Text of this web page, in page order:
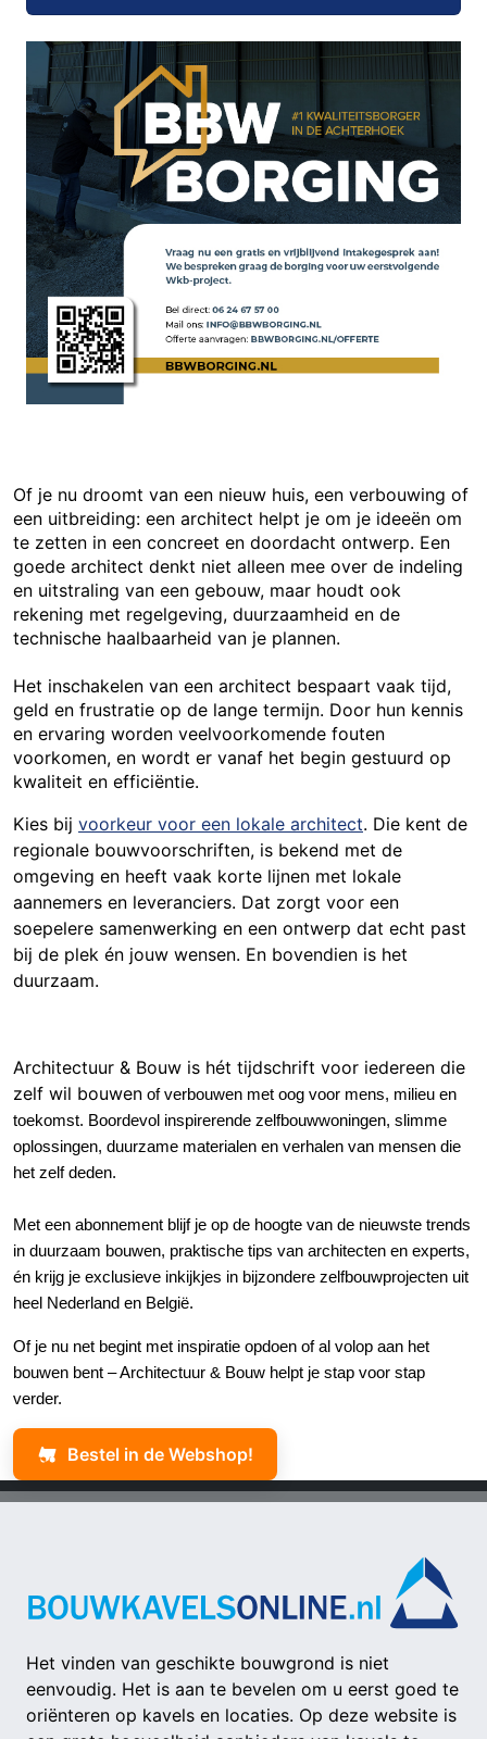
Of je nu droomt van een nieuw huis, een verbouwing of
een uitbreiding: een architect helpt je om je ideeën om
te zetten in een concreet en doordacht ontwerp. Een
goede architect denkt niet alleen mee over de indeling
en uitstraling van een gebouw, maar houdt ook
rekening met regelgeving, duurzaamheid en de
technische haalbaarheid van je plannen.
Het inschakelen van een architect bespaart vaak tijd,
geld en frustratie op de lange termijn. Door hun kennis
en ervaring worden veelvoorkomende fouten
voorkomen, en wordt er vanaf het begin gestuurd op
kwaliteit en efficiëntie.
Kies bij voorkeur voor een lokale architect. Die kent de
regionale bouwvoorschriften, is bekend met de
omgeving en heeft vaak korte lijnen met lokale
aannemers en leveranciers. Dat zorgt voor een
soepelere samenwerking en een ontwerp dat echt past
bij de plek én jouw wensen. En bovendien is het
duurzaam.
Architectuur & Bouw is hét tijdschrift voor iedereen die
zelf wil bouwen of verbouwen met oog voor mens, milieu en
toekomst. Boordevol inspirerende zelfbouwwoningen, slimme
oplossingen, duurzame materialen en verhalen van mensen die
het zelf deden.
Met een abonnement blijf je op de hoogte van de nieuwste trends
in duurzaam bouwen, praktische tips van architecten en experts,
én krijg je exclusieve inkijkjes in bijzondere zelfbouwprojecten uit
heel Nederland en België.
Of je nu net begint met inspiratie opdoen of al volop aan het
bouwen bent – Architectuur & Bouw helpt je stap voor stap
verder.
Bestel in de Webshop!
Het vinden van geschikte bouwgrond is niet
eenvoudig. Het is aan te bevelen om u eerst goed te
oriënteren op kavels en locaties. Op deze website is